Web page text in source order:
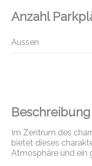
Beschreibung
Im Zentrum des
bietet dieses
Atmosphäre und ein
Anzahl
Aussen